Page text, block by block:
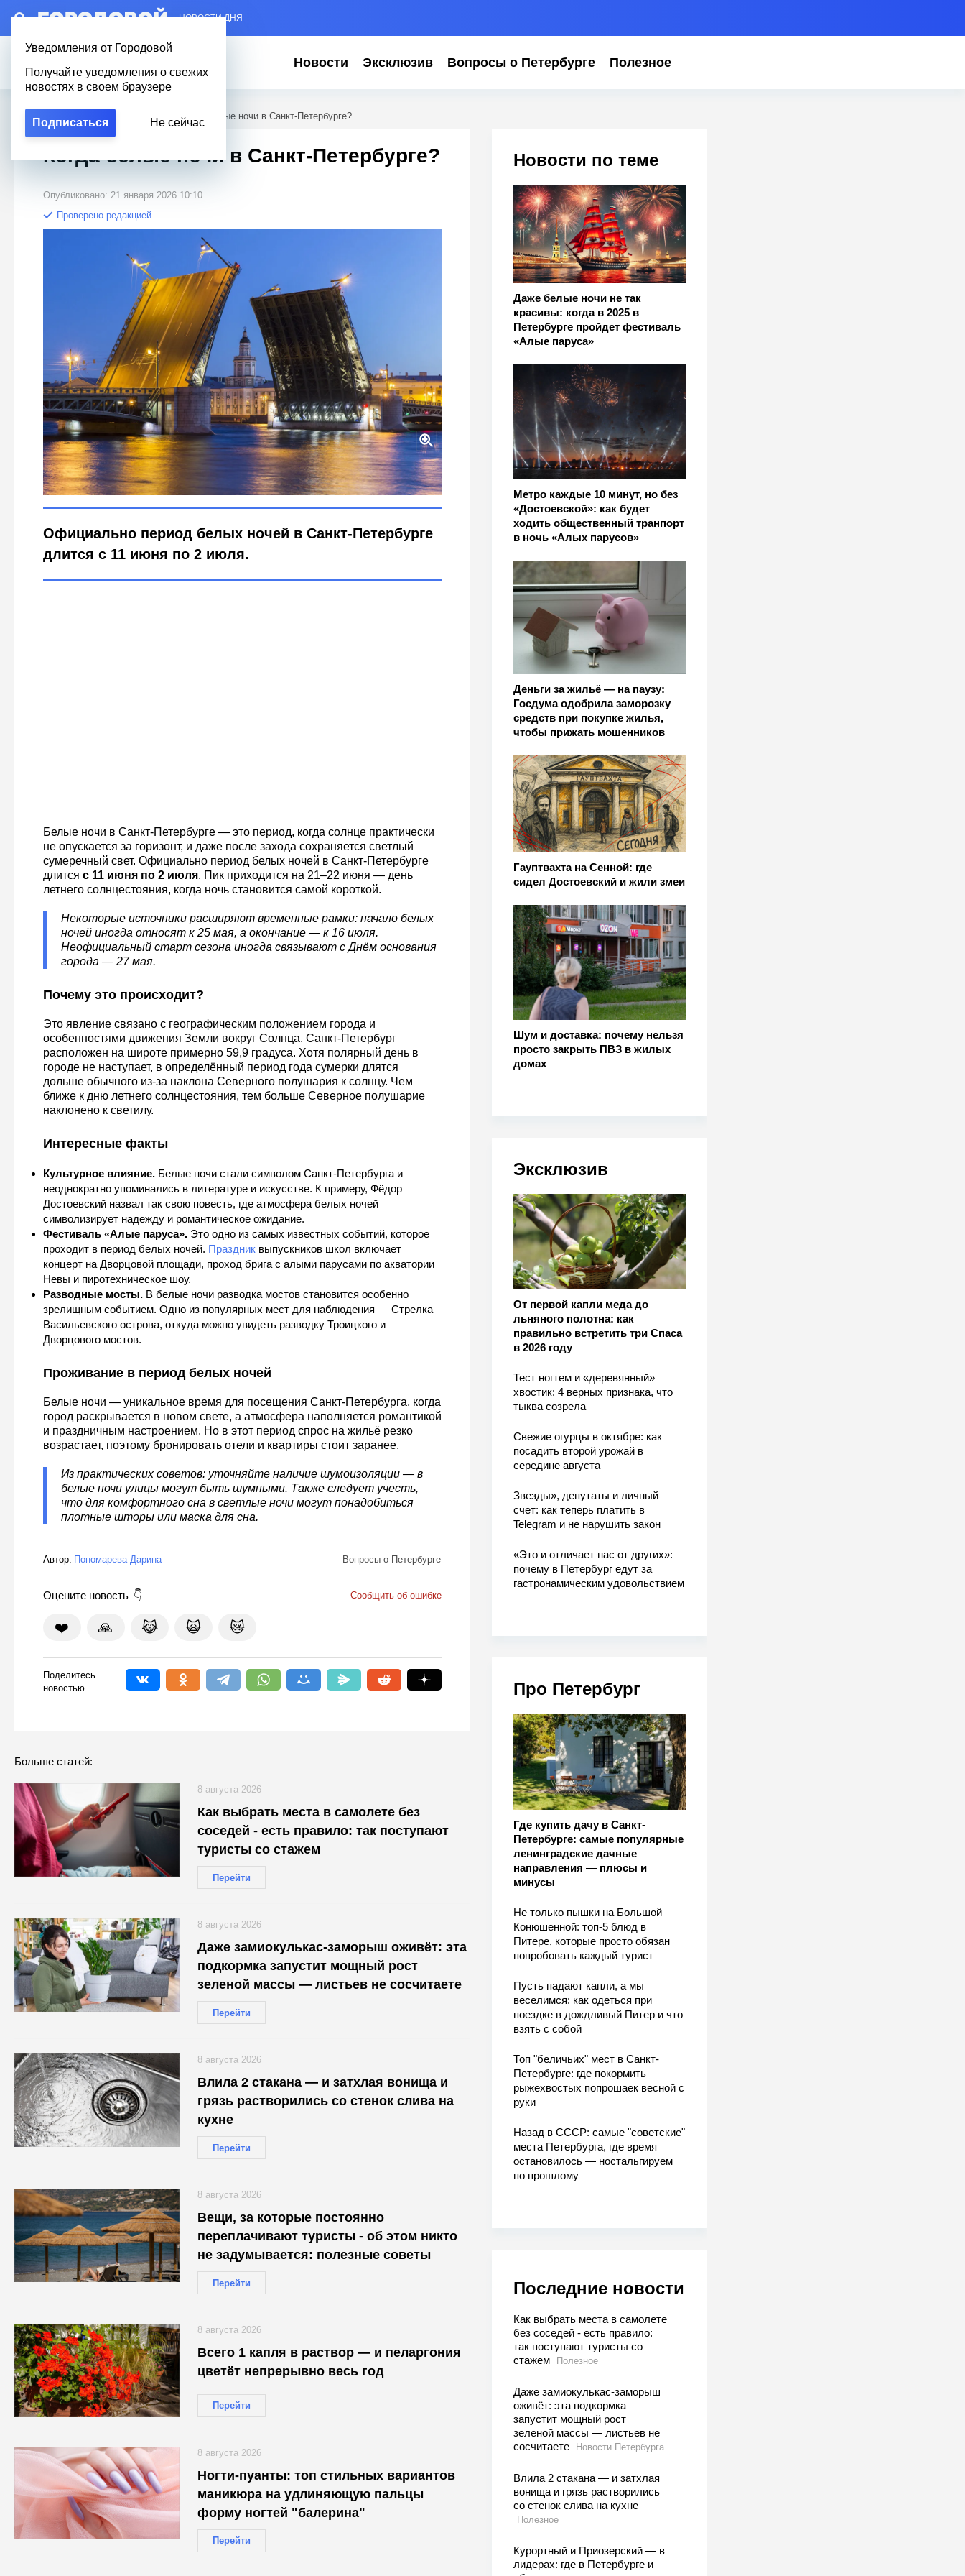
– НОВОСТИ ДНЯ
Уведомления от Городовой
Получайте уведомления о свежих
новостях в своем браузере
Подписаться Не сейчас
Новости Эксклюзив Вопросы о Петербурге Полезное
Городовой Вопросы о Петербурге Когда белые ночи в Санкт-Петербурге?
Новости по теме
Даже белые ночи не так
красивы: когда в 2025 в
Петербурге пройдет фестиваль
«Алые паруса»
Метро каждые 10 минут, но без
«Достоевской»: как будет
ходить общественный транпорт
в ночь «Алых парусов»
Деньги за жильё — на паузу:
Госдума одобрила заморозку
средств при покупке жилья,
чтобы прижать мошенников
Гауптвахта на Сенной: где
сидел Достоевский и жили змеи
Шум и доставка: почему нельзя
просто закрыть ПВЗ в жилых
домах
Эксклюзив
От первой капли меда до
льняного полотна: как
правильно встретить три Спаса
в 2026 году
Тест ногтем и «деревянный»
хвостик: 4 верных признака, что
тыква созрела
Свежие огурцы в октябре: как
посадить второй урожай в
середине августа
Звезды», депутаты и личный
счет: как теперь платить в
Telegram и не нарушить закон
«Это и отличает нас от других»:
почему в Петербург едут за
гастронамическим удовольствием
Про Петербург
Где купить дачу в Санкт-
Петербурге: самые популярные
ленинградские дачные
направления — плюсы и
минусы
Не только пышки на Большой
Конюшенной: топ-5 блюд в
Питере, которые просто обязан
попробовать каждый турист
Пусть падают капли, а мы
веселимся: как одеться при
поездке в дождливый Питер и что
взять с собой
Топ "беличьих" мест в Санкт-
Петербурге: где покормить
рыжехвостых попрошаек весной с
руки
Назад в СССР: самые "советские"
места Петербурга, где время
остановилось — ностальгируем
по прошлому
Последние новости
Как выбрать места в самолете
без соседей - есть правило:
так поступают туристы со
стажем
Полезное
Даже замиокулькас-заморыш
оживёт: эта подкормка
запустит мощный рост
зеленой массы — листьев не
сосчитаете
Новости Петербурга
Влила 2 стакана — и затхлая
вонища и грязь растворились
со стенок слива на кухне
Полезное
Курортный и Приозерский — в
лидерах: где в Петербурге и
Когда белые ночи в Санкт-Петербурге?
Опубликовано: 21 января 2026 10:10
Проверено редакцией
Когда белые ночи в Санкт-Петербурге?
Global Look Press/Aleksey Smyshlyaev
Официально период белых ночей в Санкт-Петербурге
длится с 11 июня по 2 июля.
Белые ночи в Санкт-Петербурге — это период, когда солнце практически
не опускается за горизонт, и даже после захода сохраняется светлый
сумеречный свет. Официально период белых ночей в Санкт-Петербурге
длится с 11 июня по 2 июля. Пик приходится на 21–22 июня — день
летнего солнцестояния, когда ночь становится самой короткой.
Некоторые источники расширяют временные рамки: начало белых
ночей иногда относят к 25 мая, а окончание — к 16 июля.
Неофициальный старт сезона иногда связывают с Днём основания
города — 27 мая.
Почему это происходит?
Это явление связано с географическим положением города и
особенностями движения Земли вокруг Солнца. Санкт-Петербург
расположен на широте примерно 59,9 градуса. Хотя полярный день в
городе не наступает, в определённый период года сумерки длятся
дольше обычного из-за наклона Северного полушария к солнцу. Чем
ближе к дню летнего солнцестояния, тем больше Северное полушарие
наклонено к светилу.
Интересные факты
Культурное влияние.Белые ночи стали символом Санкт-Петербурга и
неоднократно упоминались в литературе и искусстве. К примеру, Фёдор
Достоевский назвал так свою повесть, где атмосфера белых ночей
символизирует надежду и романтическое ожидание.
Фестиваль «Алые паруса».Это одно из самых известных событий, которое
проходит в период белых ночей. Праздниквыпускников школ включает
концерт на Дворцовой площади, проход брига с алыми парусами по акватории
Невы и пиротехническое шоу.
Разводные мосты.В белые ночи разводка мостов становится особенно
зрелищным событием. Одно из популярных мест для наблюдения — Стрелка
Васильевского острова, откуда можно увидеть разводку Троицкого и
Дворцового мостов.
Проживание в период белых ночей
Белые ночи — уникальное время для посещения Санкт-Петербурга, когда
город раскрывается в новом свете, а атмосфера наполняется романтикой
и праздничным настроением. Но в этот период спрос на жильё резко
возрастает, поэтому бронировать отели и квартиры стоит заранее.
Из практических советов: уточняйте наличие шумоизоляции — в
белые ночи улицы могут быть шумными. Также следует учесть,
что для комфортного сна в светлые ночи могут понадобиться
плотные шторы или маска для сна.
Автор: Пономарева Дарина Вопросы о Петербурге
Оцените новость Сообщить об ошибке
❤️ 🙏 😹 🙀 😿
Поделитесь
новостью
Больше статей:
Как выбрать места в самолете без
соседей - есть правило: так поступают
туристы со стажем
Перейти
8 августа 2026
Даже замиокулькас-заморыш оживёт: эта
подкормка запустит мощный рост
зеленой массы — листьев не сосчитаете
Перейти
8 августа 2026
Влила 2 стакана — и затхлая вонища и
грязь растворились со стенок слива на
кухне
Перейти
8 августа 2026
Вещи, за которые постоянно
переплачивают туристы - об этом никто
не задумывается: полезные советы
Перейти
8 августа 2026
Всего 1 капля в раствор — и пеларгония
цветёт непрерывно весь год
Перейти
8 августа 2026
Ногти-пуанты: топ стильных вариантов
маникюра на удлиняющую пальцы
форму ногтей "балерина"
Перейти
8 августа 2026